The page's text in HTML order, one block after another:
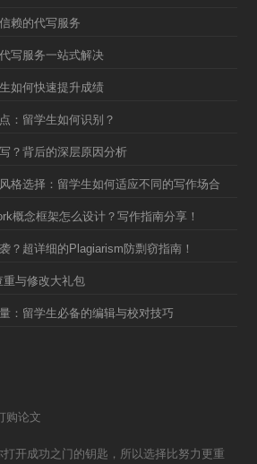
赖的代写服务
写服务一站式解决
如何快速提升成绩
：留学生如何识别？
？背后的深层原因分析
格选择：留学生如何适应不同的写作场合
概念框架怎么设计？写作指南分享！
？超详细的Plagiarism防剽窃指南！
与修改大礼包
：留学生必备的编辑与校对技巧
开成功之门的钥匙，所以选择比努力更重